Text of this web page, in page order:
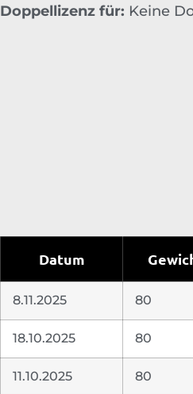
Doppellizenz für: Keine
Datum
8.11.2025 80
18.10.2025 80
11.10.2025 80